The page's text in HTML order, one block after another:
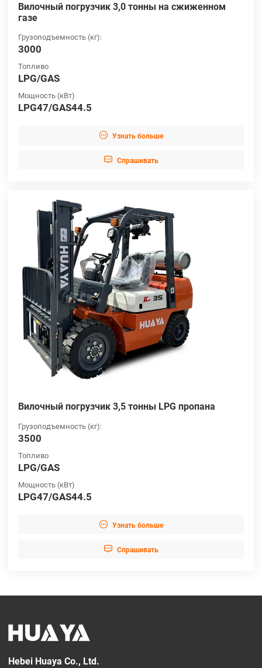
Вилочный погрузчик 3,0 тонны на сжиженном
газе
Грузоподъемность (кг):
3000
Топливо
LPG/GAS
Мощность (кВт)
LPG47/GAS44.5
 Узнать больше
 Cпрашивать
Вилочный погрузчик 3,5 тонны LPG пропана
Грузоподъемность (кг):
3500
Топливо
LPG/GAS
Мощность (кВт)
LPG47/GAS44.5
 Узнать больше
 Cпрашивать
Hebei Huaya Co., Ltd.